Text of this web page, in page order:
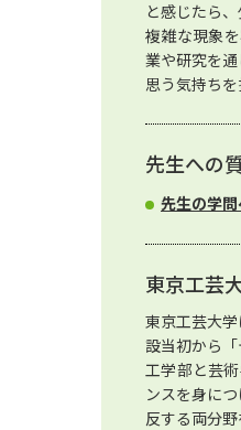
と感じたら
複雑な現象
業や研究を
思う気持ち
先生への
先生の学
東京工芸
東京工芸大
設当初から
工学部と芸
ンスを身に
反する両分